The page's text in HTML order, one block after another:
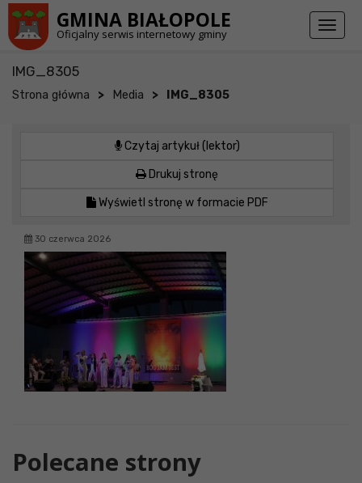
GMINA BIAŁOPOLE
Oficjalny serwis internetowy gminy
Toggle
IMG_8305
Strona główna > Media > IMG_8305
Czytaj artykuł (lektor)
Drukuj stronę
Wyświetl stronę w formacie PDF
30 czerwca 2026
Polecane strony